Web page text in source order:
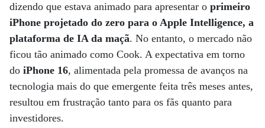
dizendo que estava animado para apresentar o primeiro
iPhone projetado do zero para o Apple Intelligence, a
plataforma de IA da maçã. No entanto, o mercado não
ficou tão animado como Cook. A expectativa em torno
do iPhone 16, alimentada pela promessa de avanços na
tecnologia mais do que emergente feita três meses antes,
resultou em frustração tanto para os fãs quanto para
investidores.